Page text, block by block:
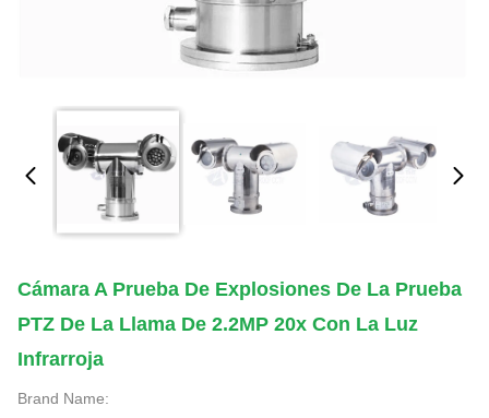
Cámara A Prueba De Explosiones De La Prueba
PTZ De La Llama De 2.2MP 20x Con La Luz
Infrarroja
Brand Name: